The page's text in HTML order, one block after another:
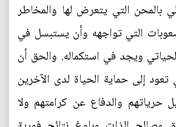
بالمحن التي يتعرض لها والمخاطر
التي تواجهه وأن يستبسل في
ويجد في استكماله. والحق أن
تعود إلى حماية الحياة لدى الآخرين
حرياتهم والدفاع عن كرامتهم ولا